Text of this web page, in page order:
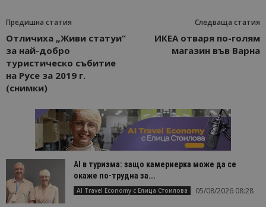
Предишна статия
Отличиха „Живи статуи“
за най-добро
туристическо събитие
на Русе за 2019 г.
(снимки)
Следваща статия
ИКЕА отваря по-голям
магазин във Варна
AI в туризма: защо камериерка може да се
окаже по-трудна за...
AI Travel Economy с Елица Стоилова 05/08/2026 08:28